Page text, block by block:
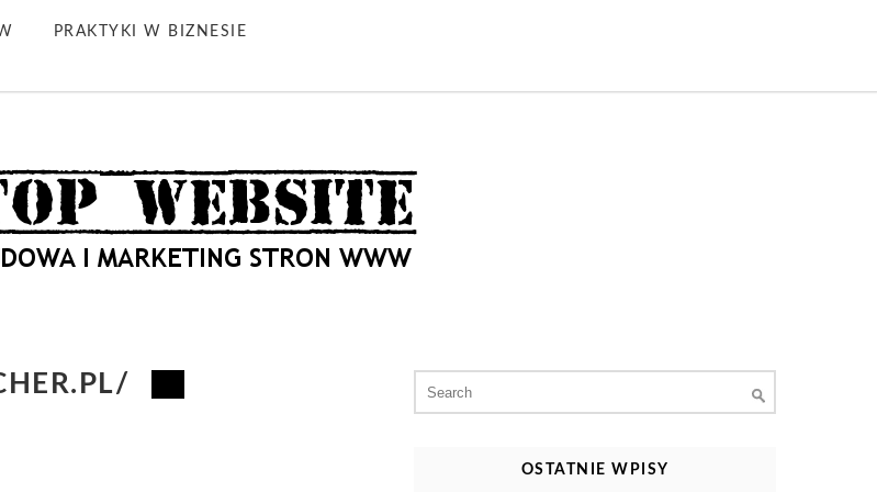
PRAKTYKI W BIZNESIE
for:
OSTATNIE WPISY